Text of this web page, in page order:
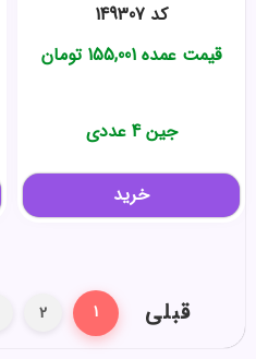
کد 149307
قیمت عمده 155,001 تومان
جین 4 عددی
خرید
قبلی 1
2